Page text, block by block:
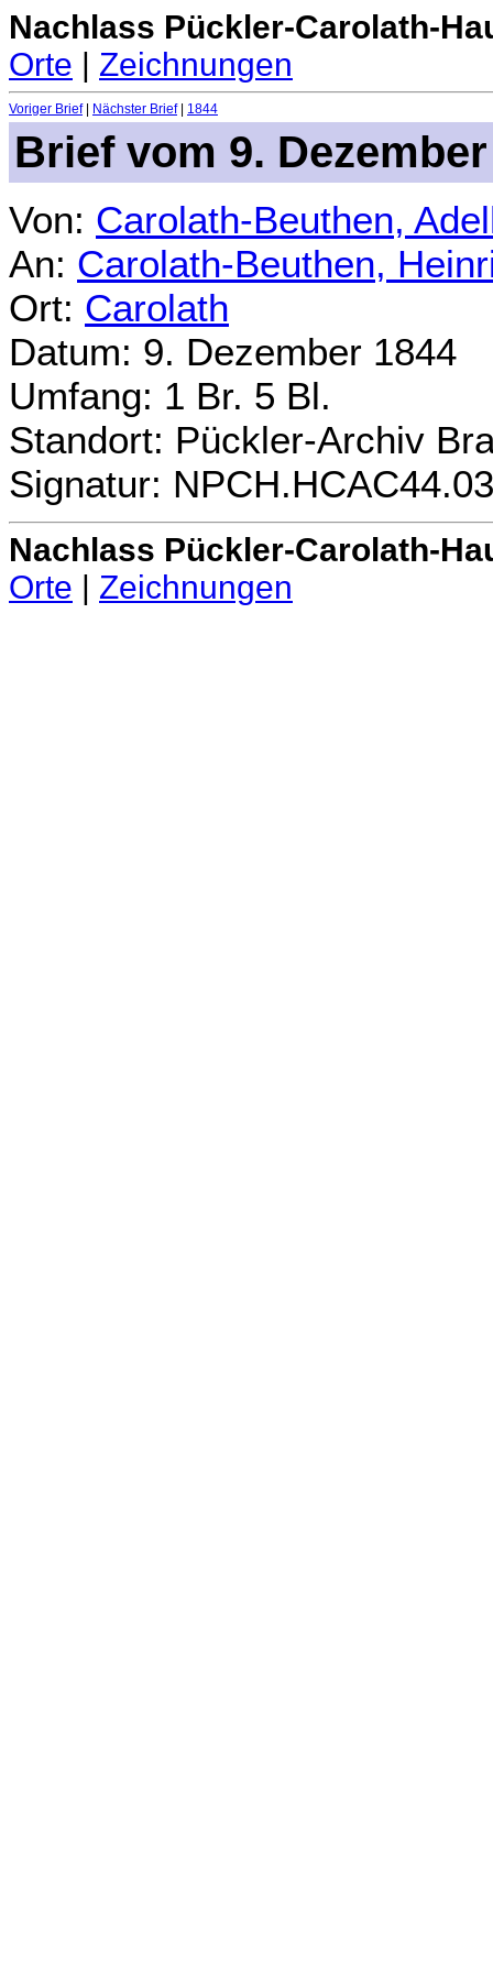
Nachlass Pückler-Carolath-
Orte | Zeichnungen
Voriger Brief| Nächster Brief| 1844
Brief vom 9.
Von: Carolath-Beuthen,
An: Carolath-Beuthen,
Ort: Carolath
Datum: 9. Dezember 1844
Umfang: 1 Br. 5 Bl.
Standort: Pückler-Archiv
Signatur:
Nachlass Pückler-Carolath-
Orte
Zeichnungen